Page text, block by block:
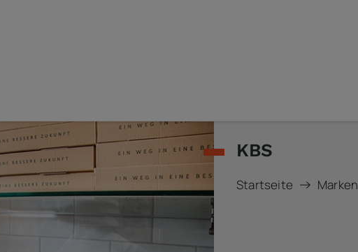
KBS
Startseite Marken